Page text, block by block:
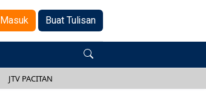
Masuk Buat Tulisan
JTV PACITAN